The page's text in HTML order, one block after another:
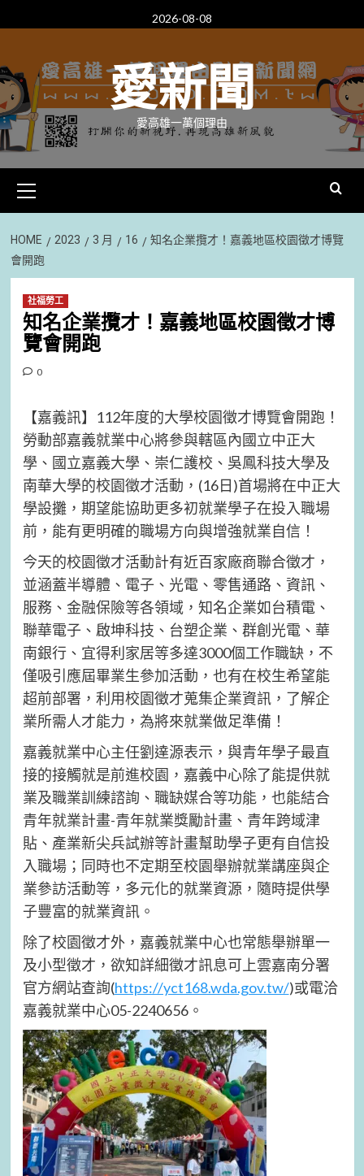
to
2026-08-08
愛新聞
愛高雄一萬個理由
Menu
HOME 2023 3 月 16
知名企業攬才！嘉義地區校園徵才博覽
會開跑
社福勞工
知名企業攬才！嘉義地區校園徵才博
覽會開跑
0
【嘉義訊】112年度的大學校園徵才博覽會開跑！
勞動部嘉義就業中心將參與轄區內國立中正大
學、國立嘉義大學、崇仁護校、吳鳳科技大學及
南華大學的校園徵才活動，(16日)首場將在中正大
學設攤，期望能協助更多初就業學子在投入職場
前，能有更明確的職場方向與增強就業自信！
今天的校園徵才活動計有近百家廠商聯合徵才，
並涵蓋半導體、電子、光電、零售通路、資訊、
服務、金融保險等各領域，知名企業如台積電、
聯華電子、啟坤科技、台塑企業、群創光電、華
南銀行、宜得利家居等多達3000個工作職缺，不
僅吸引應屆畢業生參加活動，也有在校生希望能
超前部署，利用校園徵才蒐集企業資訊，了解企
業所需人才能力，為將來就業做足準備！
嘉義就業中心主任劉達源表示，與青年學子最直
接的接觸就是前進校園，嘉義中心除了能提供就
業及職業訓練諮詢、職缺媒合等功能，也能結合
青年就業計畫-青年就業獎勵計畫、青年跨域津
貼、產業新尖兵試辦等計畫幫助學子更有自信投
入職場；同時也不定期至校園舉辦就業講座與企
業參訪活動等，多元化的就業資源，隨時提供學
子豐富的就業資訊。
除了校園徵才外，嘉義就業中心也常態舉辦單一
及小型徵才，欲知詳細徵才訊息可上雲嘉南分署
官方網站查詢(https://yct168.wda.gov.tw/)或電洽
嘉義就業中心05-2240656。